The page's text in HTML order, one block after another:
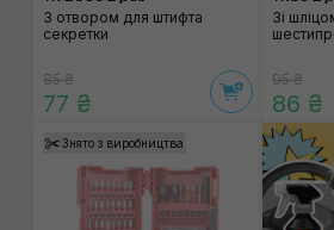
З отвором для штифта
секретки
85 ₴
77 ₴
Зі
95 ₴
86 ₴
Знято з виробництва